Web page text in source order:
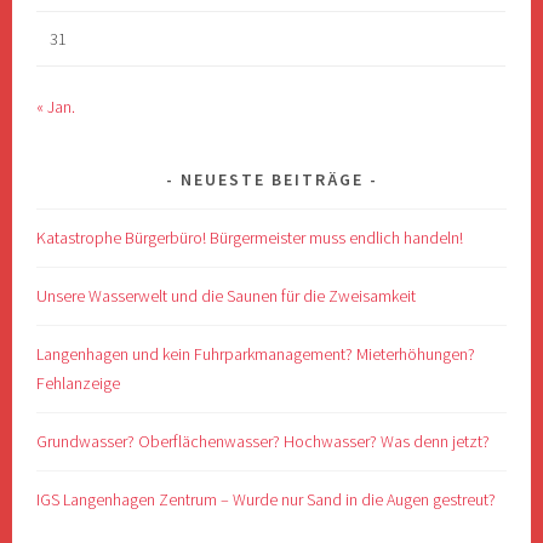
31
« Jan.
NEUESTE BEITRÄGE
Katastrophe Bürgerbüro! Bürgermeister muss endlich handeln!
Unsere Wasserwelt und die Saunen für die Zweisamkeit
Langenhagen und kein Fuhrparkmanagement? Mieterhöhungen?
Fehlanzeige
Grundwasser? Oberflächenwasser? Hochwasser? Was denn jetzt?
IGS Langenhagen Zentrum – Wurde nur Sand in die Augen gestreut?